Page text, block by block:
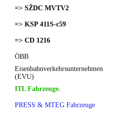
=> SŽDC MVTV2
=> KSP 411S-c59
=> CD 1216
ÖBB
Eisenbahnverkehrsunternehmen
(EVU)
ITL Fahrzeuge.
PRESS & MTEG Fahrzeuge